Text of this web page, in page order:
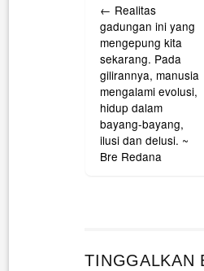
navigation
← Realitas
gadungan ini yang
mengepung kita
sekarang. Pada
gilirannya, manusia
mengalami evolusi,
hidup dalam
bayang-bayang,
ilusi dan delusi. ~
Bre Redana
TINGGALKAN